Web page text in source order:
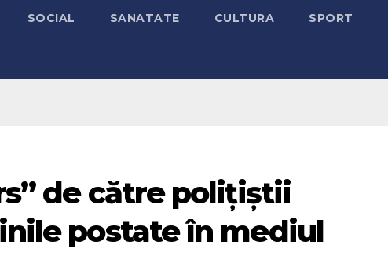
SOCIAL SANATATE CULTURA SPORT
de către polițiștii
postate în mediul